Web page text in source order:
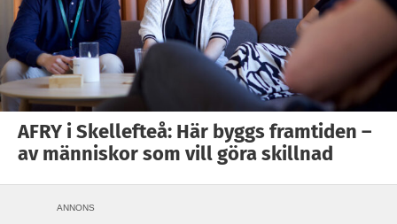
AFRY i Skellefteå: Här byggs framtiden –
av människor som vill göra skillnad
ANNONS